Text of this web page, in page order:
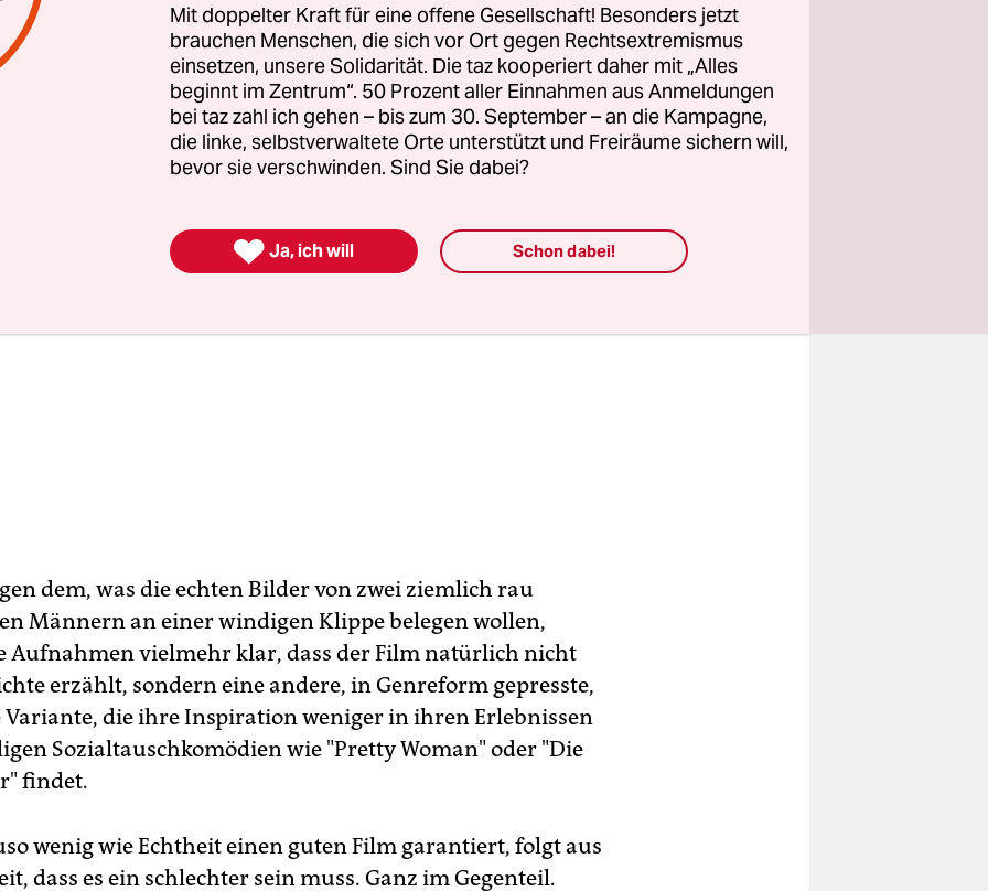
Nakaches "Ziemlich beste Freunde" bis zum Abspann
kann, wie zur Beglaubigung, einen Blick auf die
auf denen die als ungewöhnlich angekündigte
dem, was die echten Bilder von zwei ziemlich rau
Männern an einer windigen Klippe belegen wollen,
Aufnahmen vielmehr klar, dass der Film natürlich nicht
erzählt, sondern eine andere, in Genreform gepresste,
die ihre Inspiration weniger in ihren Erlebnissen
Sozialtauschkomödien wie "Pretty Woman" oder "Die
findet.
wenig wie Echtheit einen guten Film garantiert, folgt aus
dass es ein schlechter sein muss. Ganz im Gegenteil.
Mit doppelter Kraft für eine offene Gesellschaft! Besonders jetzt
brauchen Menschen, die sich vor Ort gegen Rechtsextremismus
einsetzen, unsere Solidarität. Die taz kooperiert daher mit „Alles
beginnt im Zentrum“. 50 Prozent aller Einnahmen aus Anmeldungen
bei taz zahl ich gehen – bis zum 30. September – an die Kampagne,
die linke, selbstverwaltete Orte unterstützt und Freiräume sichern will,
bevor sie verschwinden. Sind Sie dabei?
 Ja, ich will Schon dabei!